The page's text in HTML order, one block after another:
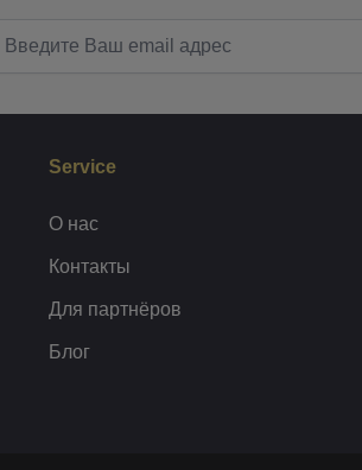
Service
О нас
Контакты
Для партнёров
Блог